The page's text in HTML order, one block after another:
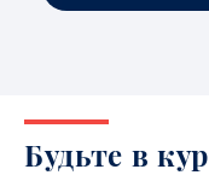
Будьте в